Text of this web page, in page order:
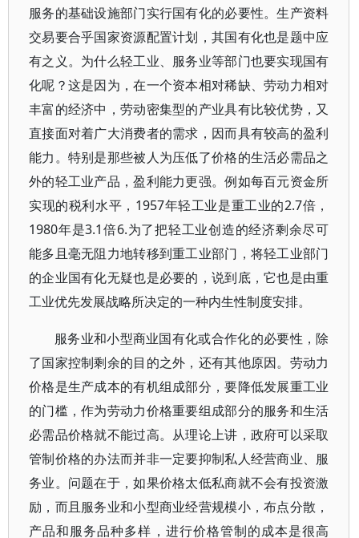
服务的基础设施部门实行国有化的必要性。生产资料
交易要合乎国家资源配置计划，其国有化也是题中应
有之义。为什么轻工业、服务业等部门也要实现国有
化呢？这是因为，在一个资本相对稀缺、劳动力相对
丰富的经济中，劳动密集型的产业具有比较优势，又
直接面对着广大消费者的需求，因而具有较高的盈利
能力。特别是那些被人为压低了价格的生活必需品之
外的轻工业产品，盈利能力更强。例如每百元资金所
实现的税利水平，1957年轻工业是重工业的2.7倍，
1980年是3.1倍6.为了把轻工业创造的经济剩余尽可
能多且毫无阻力地转移到重工业部门，将轻工业部门
的企业国有化无疑也是必要的，说到底，它也是由重
工业优先发展战略所决定的一种内生性制度安排。
服务业和小型商业国有化或合作化的必要性，除
了国家控制剩余的目的之外，还有其他原因。劳动力
价格是生产成本的有机组成部分，要降低发展重工业
的门槛，作为劳动力价格重要组成部分的服务和生活
必需品价格就不能过高。从理论上讲，政府可以采取
管制价格的办法而并非一定要抑制私人经营商业、服
务业。问题在于，如果价格太低私商就不会有投资激
励，而且服务业和小型商业经营规模小，布点分散，
产品和服务品种多样，进行价格管制的成本是很高